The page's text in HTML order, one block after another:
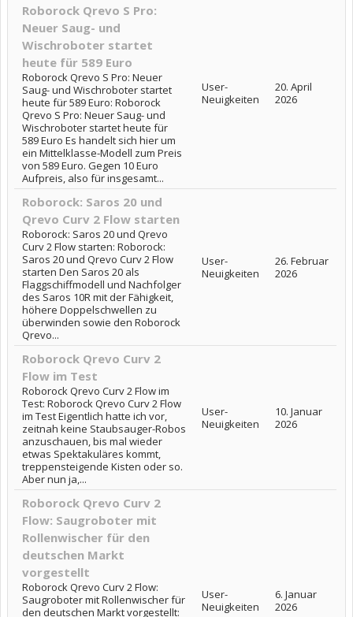
Roborock Qrevo S Pro:
Neuer Saug- und
Wischroboter startet
heute für 589 Euro
Roborock Qrevo S Pro: Neuer
Saug- und Wischroboter startet
heute für 589 Euro: Roborock
Qrevo S Pro: Neuer Saug- und
Wischroboter startet heute für
589 Euro Es handelt sich hier um
ein Mittelklasse-Modell zum Preis
von 589 Euro. Gegen 10 Euro
Aufpreis, also für insgesamt...
User-
Neuigkeiten
20. April
2026
Roborock: Saros 20 und
Qrevo Curv 2 Flow starten
Roborock: Saros 20 und Qrevo
Curv 2 Flow starten: Roborock:
Saros 20 und Qrevo Curv 2 Flow
starten Den Saros 20 als
Flaggschiffmodell und Nachfolger
des Saros 10R mit der Fähigkeit,
höhere Doppelschwellen zu
überwinden sowie den Roborock
Qrevo...
User-
Neuigkeiten
26. Februar
2026
Roborock Qrevo Curv 2
Flow im Test
Roborock Qrevo Curv 2 Flow im
Test: Roborock Qrevo Curv 2 Flow
im Test Eigentlich hatte ich vor,
zeitnah keine Staubsauger-Robos
anzuschauen, bis mal wieder
etwas Spektakuläres kommt,
treppensteigende Kisten oder so.
Aber nun ja,...
User-
Neuigkeiten
10. Januar
2026
Roborock Qrevo Curv 2
Flow: Saugroboter mit
Rollenwischer für den
deutschen Markt
vorgestellt
Roborock Qrevo Curv 2 Flow:
Saugroboter mit Rollenwischer für
den deutschen Markt vorgestellt:
User-
Neuigkeiten
6. Januar
2026